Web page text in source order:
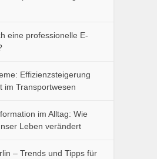
eine professionelle E-
Effizienzsteigerung
im Transportwesen
im Alltag: Wie
Leben verändert
– Trends und Tipps für